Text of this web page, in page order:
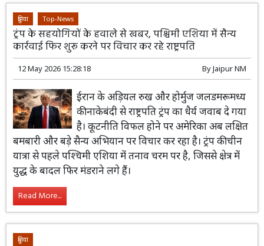
दुनिया Top-News
ट्रंप के सहयोगियों के हवाले से खबर, पश्चिमी एशिया में सैन्य
कार्रवाई फिर शुरू करने पर विचार कर रहे राष्ट्रपति
12 May 2026 15:28:18 ByJaipur NM
ईरान के अड़ियल रुख और होर्मुज जलडमरूमध्य
की नाकेबंदी से राष्ट्रपति ट्रंप का धैर्य जवाब दे गया
है। कूटनीति विफल होने पर अमेरिका अब लक्षित
बमबारी और बड़े सैन्य अभियान पर विचार कर रहा है। ट्रंप की चीन
यात्रा से पहले पश्चिमी एशिया में तनाव चरम पर है, जिससे क्षेत्र में
युद्ध के बादल फिर मंडराने लगे हैं।
Read More...
दुनिया